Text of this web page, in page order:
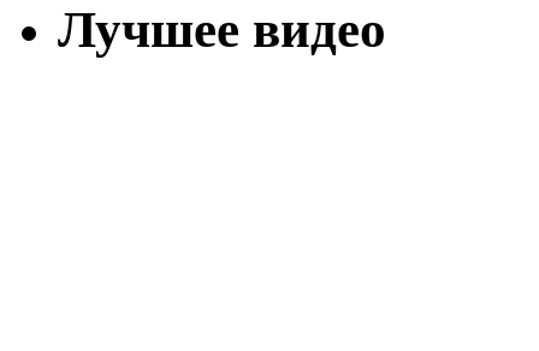
Лучшее видео